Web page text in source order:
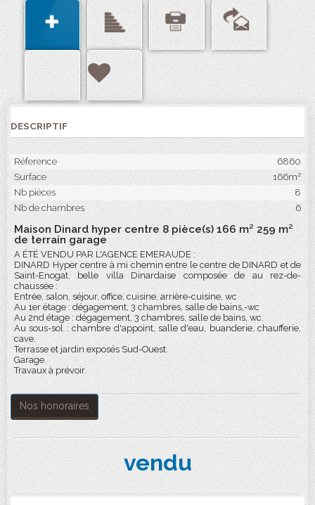
DESCRIPTIF
Réference
6860
Surface
166m²
Nb pièces
8
Nb de chambres
6
Maison Dinard hyper centre 8 pièce(s) 166 m² 259 m²
de terrain garage
A ÉTÉ VENDU PAR L'AGENCE EMERAUDE :
DINARD Hyper centre à mi chemin entre le centre de DINARD et de
Saint-Enogat, belle villa Dinardaise composée de au rez-de-
chaussée :
Entrée, salon, séjour, office, cuisine, arrière-cuisine, wc
Au 1er étage : dégagement, 3 chambres, salle de bains,-wc
Au 2nd étage : dégagement, 3 chambres, salle de bains, wc.
Au sous-sol : chambre d'appoint, salle d'eau, buanderie, chaufferie,
cave.
Terrasse et jardin exposés Sud-Ouest.
Garage.
Travaux à prévoir.
Nos honoraires
vendu